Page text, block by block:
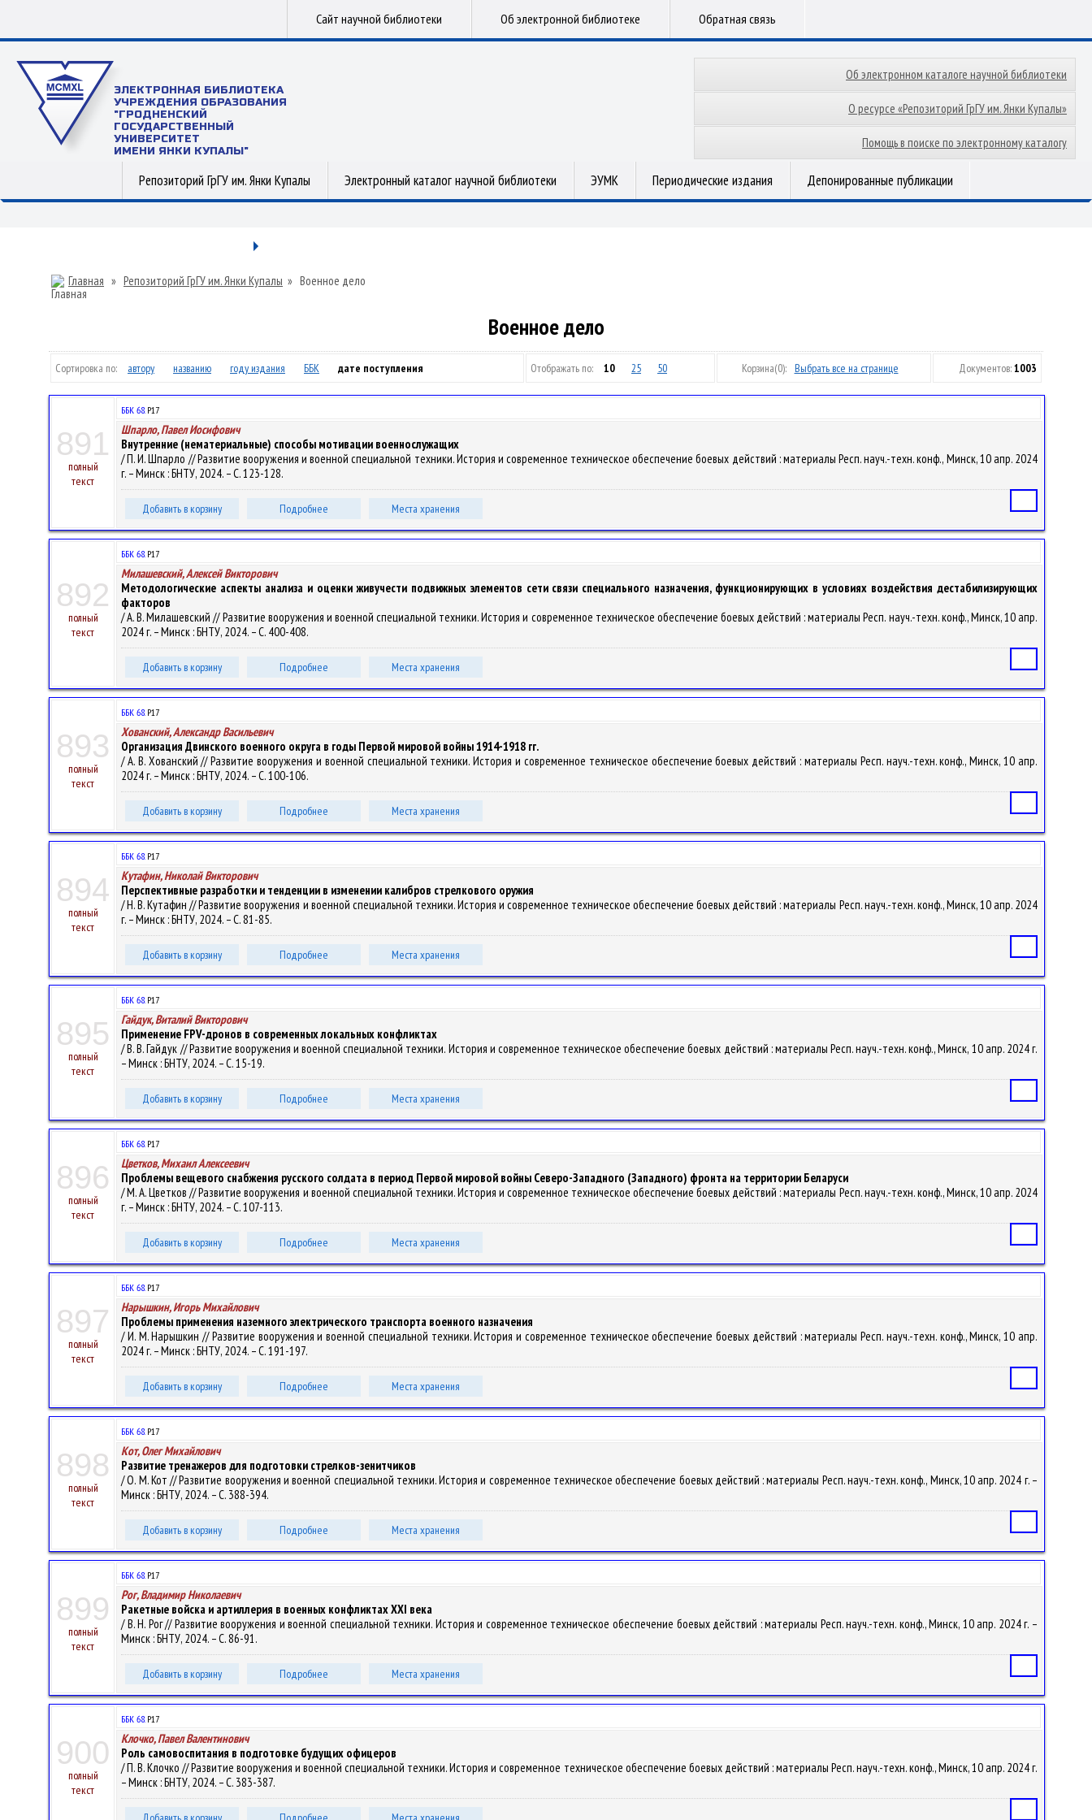
Сайт научной библиотеки Об электронной библиотеке Обратная связь
ЭЛЕКТРОННАЯ БИБЛИОТЕКА
УЧРЕЖДЕНИЯ ОБРАЗОВАНИЯ
"ГРОДНЕНСКИЙ
ГОСУДАРСТВЕННЫЙ
УНИВЕРСИТЕТ
ИМЕНИ ЯНКИ КУПАЛЫ"
Об электронном каталоге научной библиотеки
О ресурсе «Репозиторий ГрГУ им. Янки Купалы»
Помощь в поиске по электронному каталогу
Репозиторий ГрГУ им. Янки Купалы Электронный каталог научной библиотеки ЭУМК Периодические издания Депонированные публикации
Главная » Репозиторий ГрГУ им. Янки Купалы » Военное дело
Военное дело
Сортировка по: автору названию году издания ББК дате поступления Отображать по: 10 25 50 Корзина(0): Выбрать все на странице Документов:1003
891
полный
текст
ББК 68.Р17
Шпарло, Павел Иосифович
Внутренние (нематериальные) способы мотивации военнослужащих
/ П. И. Шпарло // Развитие вооружения и военной специальной техники. История и современное техническое обеспечение боевых действий : материалы Респ. науч.-техн. конф., Минск, 10 апр. 2024
г. – Минск : БНТУ, 2024. – С. 123-128.
Добавить в корзину Подробнее Места хранения
892
полный
текст
ББК 68.Р17
Милашевский, Алексей Викторович
Методологические аспекты анализа и оценки живучести подвижных элементов сети связи специального назначения, функционирующих в условиях воздействия дестабилизирующих
факторов
/ А. В. Милашевский // Развитие вооружения и военной специальной техники. История и современное техническое обеспечение боевых действий : материалы Респ. науч.-техн. конф., Минск, 10 апр.
2024 г. – Минск : БНТУ, 2024. – С. 400-408.
Добавить в корзину Подробнее Места хранения
893
полный
текст
ББК 68.Р17
Хованский, Александр Васильевич
Организация Двинского военного округа в годы Первой мировой войны 1914-1918 гг.
/ А. В. Хованский // Развитие вооружения и военной специальной техники. История и современное техническое обеспечение боевых действий : материалы Респ. науч.-техн. конф., Минск, 10 апр.
2024 г. – Минск : БНТУ, 2024. – С. 100-106.
Добавить в корзину Подробнее Места хранения
894
полный
текст
ББК 68.Р17
Кутафин, Николай Викторович
Перспективные разработки и тенденции в изменении калибров стрелкового оружия
/ Н. В. Кутафин // Развитие вооружения и военной специальной техники. История и современное техническое обеспечение боевых действий : материалы Респ. науч.-техн. конф., Минск, 10 апр. 2024
г. – Минск : БНТУ, 2024. – С. 81-85.
Добавить в корзину Подробнее Места хранения
895
полный
текст
ББК 68.Р17
Гайдук, Виталий Викторович
Применение FPV-дронов в современных локальных конфликтах
/ В. В. Гайдук // Развитие вооружения и военной специальной техники. История и современное техническое обеспечение боевых действий : материалы Респ. науч.-техн. конф., Минск, 10 апр. 2024 г.
– Минск : БНТУ, 2024. – С. 15-19.
Добавить в корзину Подробнее Места хранения
896
полный
текст
ББК 68.Р17
Цветков, Михаил Алексеевич
Проблемы вещевого снабжения русского солдата в период Первой мировой войны Северо-Западного (Западного) фронта на территории Беларуси
/ М. А. Цветков // Развитие вооружения и военной специальной техники. История и современное техническое обеспечение боевых действий : материалы Респ. науч.-техн. конф., Минск, 10 апр. 2024
г. – Минск : БНТУ, 2024. – С. 107-113.
Добавить в корзину Подробнее Места хранения
897
полный
текст
ББК 68.Р17
Нарышкин, Игорь Михайлович
Проблемы применения наземного электрического транспорта военного назначения
/ И. М. Нарышкин // Развитие вооружения и военной специальной техники. История и современное техническое обеспечение боевых действий : материалы Респ. науч.-техн. конф., Минск, 10 апр.
2024 г. – Минск : БНТУ, 2024. – С. 191-197.
Добавить в корзину Подробнее Места хранения
898
полный
текст
ББК 68.Р17
Кот, Олег Михайлович
Развитие тренажеров для подготовки стрелков-зенитчиков
/ О. М. Кот // Развитие вооружения и военной специальной техники. История и современное техническое обеспечение боевых действий : материалы Респ. науч.-техн. конф., Минск, 10 апр. 2024 г. –
Минск : БНТУ, 2024. – С. 388-394.
Добавить в корзину Подробнее Места хранения
899
полный
текст
ББК 68.Р17
Рог, Владимир Николаевич
Ракетные войска и артиллерия в военных конфликтах XXI века
/ В. Н. Рог // Развитие вооружения и военной специальной техники. История и современное техническое обеспечение боевых действий : материалы Респ. науч.-техн. конф., Минск, 10 апр. 2024 г. –
Минск : БНТУ, 2024. – С. 86-91.
Добавить в корзину Подробнее Места хранения
900
полный
текст
ББК 68.Р17
Клочко, Павел Валентинович
Роль самовоспитания в подготовке будущих офицеров
/ П. В. Клочко // Развитие вооружения и военной специальной техники. История и современное техническое обеспечение боевых действий : материалы Респ. науч.-техн. конф., Минск, 10 апр. 2024 г.
– Минск : БНТУ, 2024. – С. 383-387.